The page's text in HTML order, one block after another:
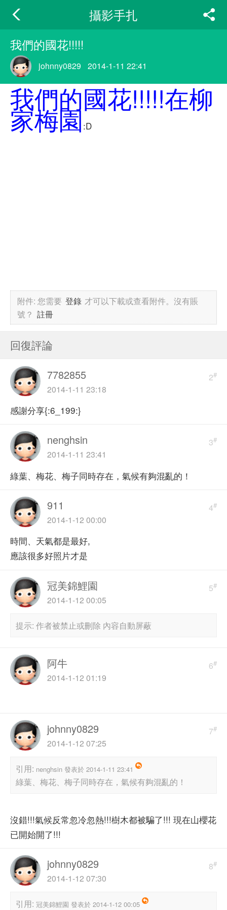
攝影手扎
我們的國花!!!!!
johnny0829 2014-1-11 22:41
我們的國花!!!!!在柳
家梅園 :D
附件:您需要 登錄 才可以下載或查看附件。沒有賬
號？ 註冊
回復評論
2#
7782855
2014-1-11 23:18
感謝分享{:6_199:}
3#
nenghsin
2014-1-11 23:41
綠葉、梅花、梅子同時存在，氣候有夠混亂的！
4#
911
2014-1-12 00:00
時間、天氣都是最好,
應該很多好照片才是
5#
冠美錦鯉園
2014-1-12 00:05
提示: 作者被禁止或刪除 內容自動屏蔽
6#
阿牛
2014-1-12 01:19
7#
johnny0829
2014-1-12 07:25
引用: nenghsin 發表於 2014-1-11 23:41
綠葉、梅花、梅子同時存在，氣候有夠混亂的！
沒錯!!!氣候反常忽冷忽熱!!!樹木都被騙了!!! 現在山櫻花
已開始開了!!!
8#
johnny0829
2014-1-12 07:30
引用: 冠美錦鯉園 發表於 2014-1-12 00:05